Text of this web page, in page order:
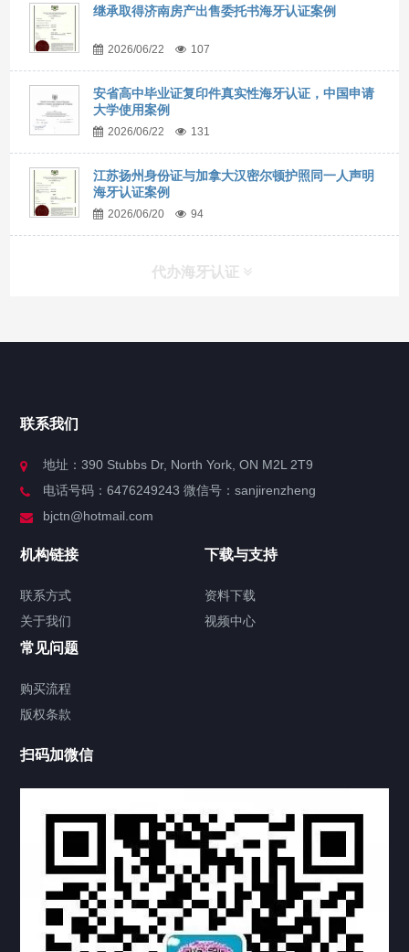
继承取得济南房产出售委托书海牙认证案例
2026/06/22 107
安省高中毕业证复印件真实性海牙认证，中国申请
大学使用案例
2026/06/22 131
江苏扬州身份证与加拿大汉密尔顿护照同一人声明
海牙认证案例
2026/06/20 94
代办海牙认证
服务分类
签署类文件海牙认证程序费用
视频中心
热门标签 TAG
机构链接
联系方式 关于我们
下载与支持
联系我们
地址：390 Stubbs Dr, North York, ON M2L 2T9
电话号码：6476249243 微信号：sanjirenzheng
bjctn@hotmail.com
机构链接
联系方式
关于我们
下载与支持
资料下载
视频中心
常见问题
购买流程
版权条款
扫码加微信